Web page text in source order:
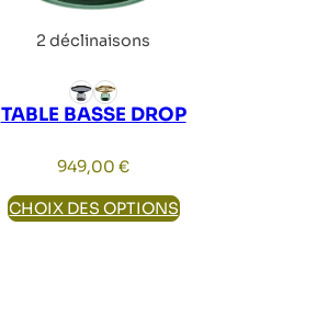
2 déclinaisons
TABLE BASSE DROP
949,00 €
CHOIX DES OPTIONS